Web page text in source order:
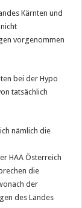
Kärnten und
vorgenommen
bei der Hypo
tatsächlich
nämlich die
HAA Österreich
die
der
des Landes